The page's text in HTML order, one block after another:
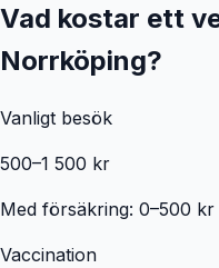
Vad kostar ett
Norrköping?
Vanligt besök
500–1 500 kr
Med försäkring: 0–500 kr
Vaccination